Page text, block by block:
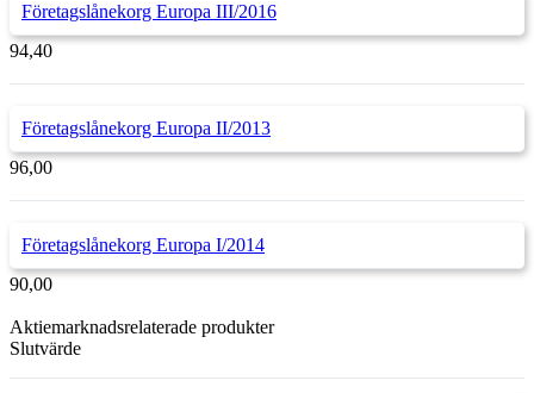
Företagslånekorg Europa III/2016
94,40
Företagslånekorg Europa II/2013
96,00
Företagslånekorg Europa I/2014
90,00
Aktiemarknadsrelaterade produkter
Slutvärde